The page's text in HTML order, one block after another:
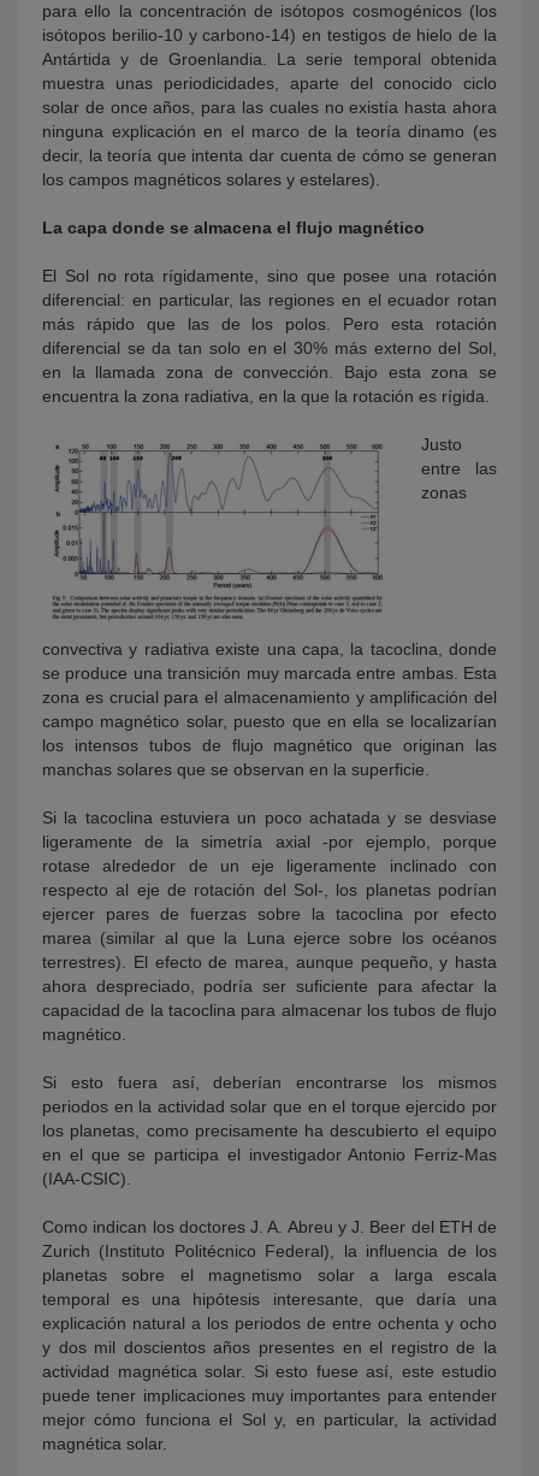
para ello la concentración de isótopos cosmogénicos (los
isótopos berilio-10 y carbono-14) en testigos de hielo de la
Antártida y de Groenlandia. La serie temporal obtenida
muestra unas periodicidades, aparte del conocido ciclo
solar de once años, para las cuales no existía hasta ahora
ninguna explicación en el marco de la teoría dinamo (es
decir, la teoría que intenta dar cuenta de cómo se generan
los campos magnéticos solares y estelares).
La capa donde se almacena el flujo magnético
El Sol no rota rígidamente, sino que posee una rotación
diferencial: en particular, las regiones en el ecuador rotan
más rápido que las de los polos. Pero esta rotación
diferencial se da tan solo en el 30% más externo del Sol,
en la llamada zona de convección. Bajo esta zona se
encuentra la zona radiativa, en la que la rotación es rígida.
Justo
entre las
zonas
convectiva y radiativa existe una capa, la tacoclina, donde
se produce una transición muy marcada entre ambas. Esta
zona es crucial para el almacenamiento y amplificación del
campo magnético solar, puesto que en ella se localizarían
los intensos tubos de flujo magnético que originan las
manchas solares que se observan en la superficie.
Si la tacoclina estuviera un poco achatada y se desviase
ligeramente de la simetría axial -por ejemplo, porque
rotase alrededor de un eje ligeramente inclinado con
respecto al eje de rotación del Sol-, los planetas podrían
ejercer pares de fuerzas sobre la tacoclina por efecto
marea (similar al que la Luna ejerce sobre los océanos
terrestres). El efecto de marea, aunque pequeño, y hasta
ahora despreciado, podría ser suficiente para afectar la
capacidad de la tacoclina para almacenar los tubos de flujo
magnético.
Si esto fuera así, deberían encontrarse los mismos
periodos en la actividad solar que en el torque ejercido por
los planetas, como precisamente ha descubierto el equipo
en el que se participa el investigador Antonio Ferriz-Mas
(IAA-CSIC).
Como indican los doctores J. A. Abreu y J. Beer del ETH de
Zurich (Instituto Politécnico Federal), la influencia de los
planetas sobre el magnetismo solar a larga escala
temporal es una hipótesis interesante, que daría una
explicación natural a los periodos de entre ochenta y ocho
y dos mil doscientos años presentes en el registro de la
actividad magnética solar. Si esto fuese así, este estudio
puede tener implicaciones muy importantes para entender
mejor cómo funciona el Sol y, en particular, la actividad
magnética solar.